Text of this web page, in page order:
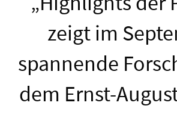
zeigt im
spannende
dem Ernst-